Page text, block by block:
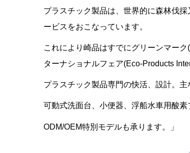
プラスチック製品は、世界的に森林伐
ービスをおこなっています。
これにより崎品はすでにグリーンマー
ターナショナルフェア(Eco-Products
プラスチック製品専門の快活、設計。
可動式洗面台、小便器、浮船水車用酸素
ODM/OEM特別モデルも承ります。 」